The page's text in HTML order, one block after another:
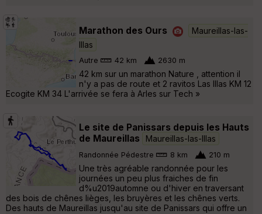
Marathon des Ours
Maureillas-las-
Illas
Autre 42 km 2630 m
42 km sur un marathon Nature , attention il
n'y a pas de route et 2 ravitos Las Illas KM 12
Ecogite KM 34 L'arrivée se fera à Arles sur Tech »
Le site de Panissars depuis les Hauts
de Maureillas
Maureillas-las-Illas
Randonnée Pédestre 8 km 210 m
Une très agréable randonnée pour les
journées un peu plus fraiches de fin
d%u2019automne ou d'hiver en traversant
des bois de chênes lièges, les bruyères et les chênes verts.
Des hauts de Maureillas jusqu'au site de Panissars qui offre un